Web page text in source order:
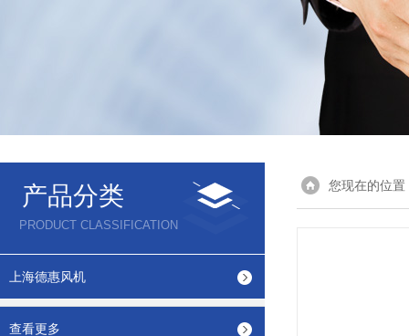
产品分类
PRODUCT CLASSIFICATION
上海德惠风机
查看更多
您现在的位置